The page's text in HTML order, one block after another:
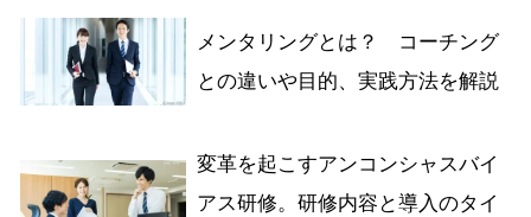
メンタリングとは？ コーチング
との違いや目的、実践方法を解説
変革を起こすアンコンシャスバイ
アス研修。研修内容と導入のタイ